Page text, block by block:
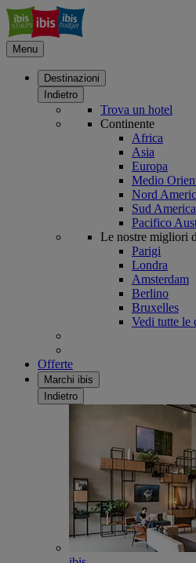
Menu
Destinazioni
Indietro
Trova un hotel
Continente
Africa
Asia
Europa
Medio
Nord
Sud America
Pacifico
Le nostre migliori
Parigi
Londra
Amsterdam
Berlino
Bruxelles
Vedi tutte le
Offerte
Marchi ibis
Indietro